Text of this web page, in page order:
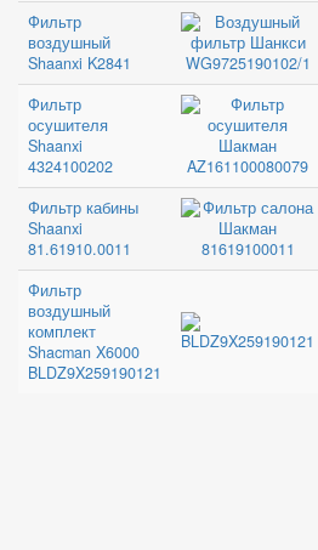
Фильтр
воздушный
Shaanxi K2841
Фильтр
осушителя
Shaanxi
4324100202
Фильтр кабины
Shaanxi
81.61910.0011
Фильтр
воздушный
комплект
Shacman X6000
BLDZ9X259190121